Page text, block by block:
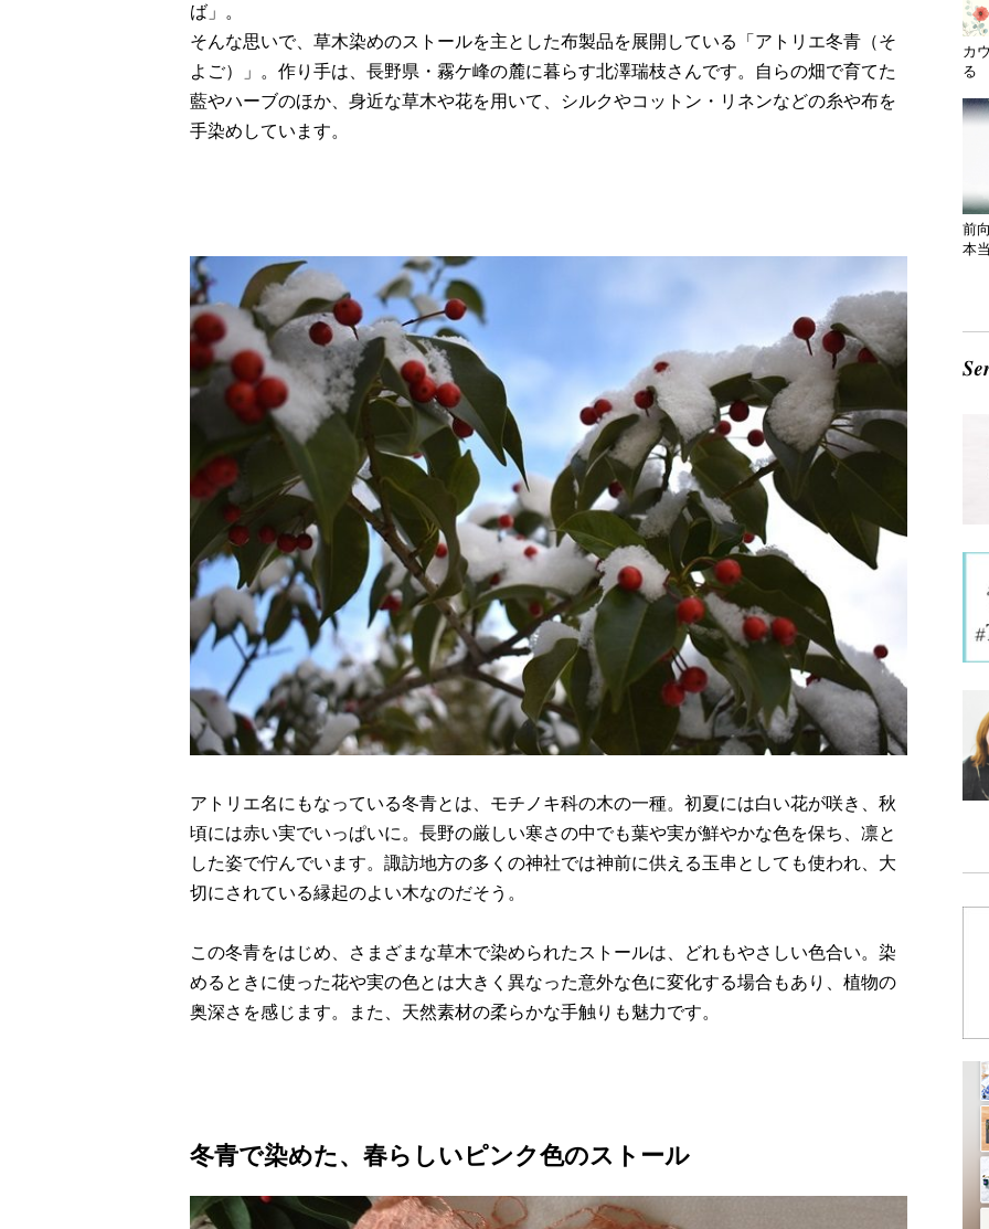
ば」。
そんな思いで、草木染めのストールを主とした布製品を展開している「アトリエ冬青（そ
よご）」。作り手は、長野県・霧ケ峰の麓に暮らす北澤瑞枝さんです。自らの畑で育てた
藍やハーブのほか、身近な草木や花を用いて、シルクやコットン・リネンなどの糸や布を
手染めしています。
アトリエ名にもなっている冬青とは、モチノキ科の木の一種。初夏には白い花が咲き、秋
頃には赤い実でいっぱいに。長野の厳しい寒さの中でも葉や実が鮮やかな色を保ち、凛と
した姿で佇んでいます。諏訪地方の多くの神社では神前に供える玉串としても使われ、大
切にされている縁起のよい木なのだそう。
この冬青をはじめ、さまざまな草木で染められたストールは、どれもやさしい色合い。染
めるときに使った花や実の色とは大きく異なった意外な色に変化する場合もあり、植物の
奥深さを感じます。また、天然素材の柔らかな手触りも魅力です。
冬青で染めた、春らしいピンク色のストール
カ
る
前
本